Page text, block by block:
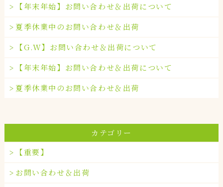
【年末年始】お問い合わせ＆出荷について
夏季休業中のお問い合わせ＆出荷
【G.W】お問い合わせ＆出荷について
【年末年始】お問い合わせ＆出荷について
夏季休業中のお問い合わせ＆出荷
カテゴリー
【重要】
お問い合わせ＆出荷